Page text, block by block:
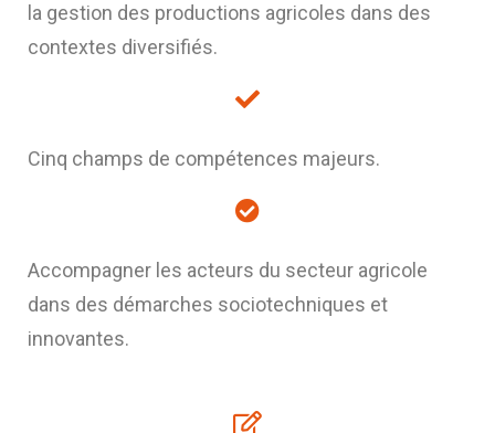
la gestion des productions agricoles dans des
contextes diversifiés.
Cinq champs de compétences majeurs.
Accompagner les acteurs du secteur agricole
dans des démarches sociotechniques et
innovantes.